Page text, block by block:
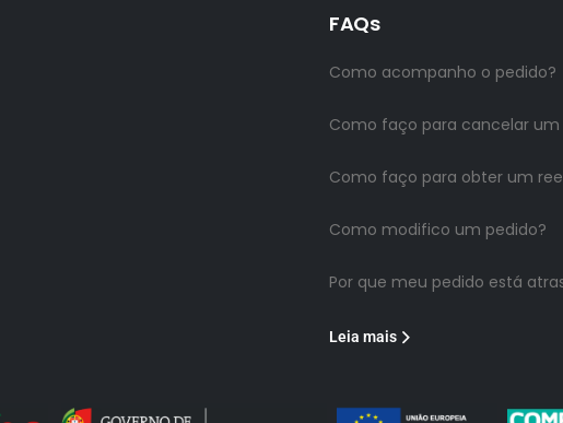
FAQs
Como acompanho o pedido?
Como faço para cancelar um
Como faço para obter um
Como modifico um pedido?
Por que meu pedido está
Leia mais